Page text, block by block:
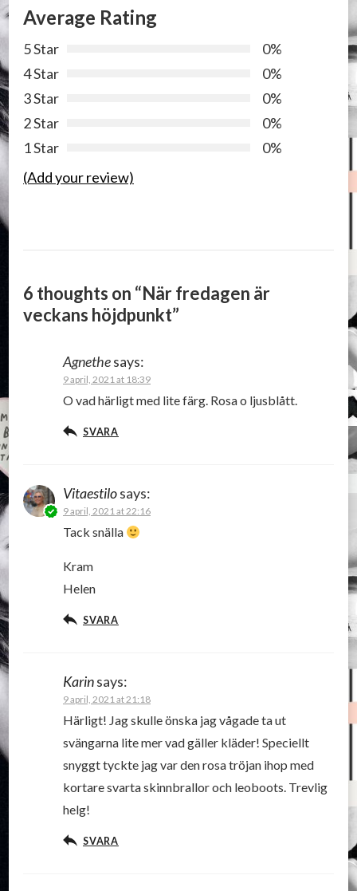
Average Rating
5 Star
0%
4 Star
0%
3 Star
0%
2 Star
0%
1 Star
0%
(Add your review)
6 thoughts on “När fredagen är
veckans höjdpunkt”
Agnethesays:
9 april, 2021 at 18:39
O vad härligt med lite färg. Rosa o ljusblått.
SVARA
Vitaestilosays:
9 april, 2021 at 22:16
Tack snälla
Kram
Helen
SVARA
Karinsays:
9 april, 2021 at 21:18
Härligt! Jag skulle önska jag vågade ta ut
svängarna lite mer vad gäller kläder! Speciellt
snyggt tyckte jag var den rosa tröjan ihop med
kortare svarta skinnbrallor och leoboots. Trevlig
helg!
SVARA